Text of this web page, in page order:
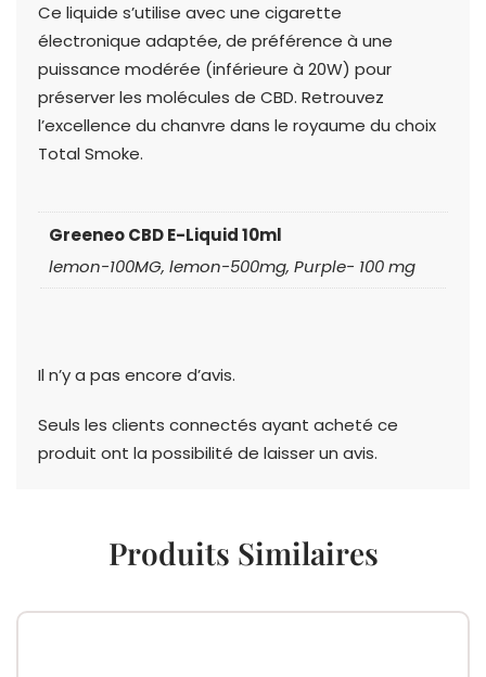
Ce liquide s’utilise avec une cigarette
électronique adaptée, de préférence à une
puissance modérée (inférieure à 20W) pour
préserver les molécules de CBD. Retrouvez
l’excellence du chanvre dans le royaume du choix
Total Smoke.
Greeneo CBD E-Liquid 10ml
lemon-100MG, lemon-500mg, Purple- 100 mg
Il n’y a pas encore d’avis.
Seuls les clients connectés ayant acheté ce
produit ont la possibilité de laisser un avis.
Produits Similaires